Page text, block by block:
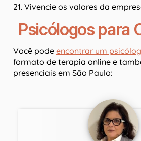
21. Vivencie os valores da
Psicólogos para
Você pode encontrar um
formato de terapia online e
presenciais em São Paulo: